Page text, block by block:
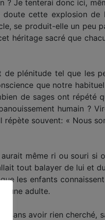
? Je tenterai donc ici,
cette explosion de
se produit-elle un peu
héritage sacré que
plénitude tel que les
que notre
de sages ont répété
humain ?
répète souvent: « Nous
même ri ou souri si
tout balayer de lui et
les enfants
adulte.
sans avoir rien cherché,